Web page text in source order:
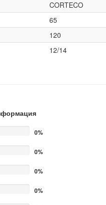
CORTECO
65
120
12/14
0%
0%
0%
0%